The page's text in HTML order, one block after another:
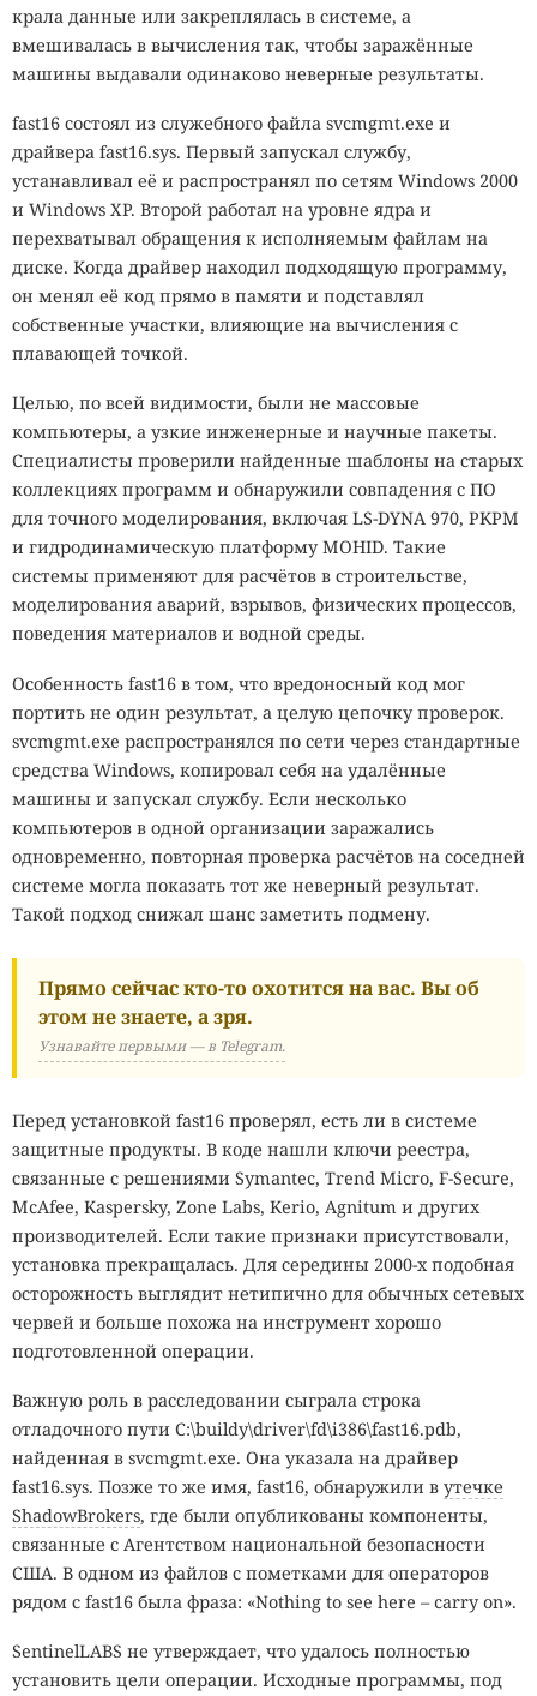
крала данные или закреплялась в системе, а
вмешивалась в вычисления так, чтобы заражённые
машины выдавали одинаково неверные результаты.
fast16 состоял из служебного файла svcmgmt.exe и
драйвера fast16.sys. Первый запускал службу,
устанавливал её и распространял по сетям Windows 2000
и Windows XP. Второй работал на уровне ядра и
перехватывал обращения к исполняемым файлам на
диске. Когда драйвер находил подходящую программу,
он менял её код прямо в памяти и подставлял
собственные участки, влияющие на вычисления с
плавающей точкой.
Целью, по всей видимости, были не массовые
компьютеры, а узкие инженерные и научные пакеты.
Специалисты проверили найденные шаблоны на старых
коллекциях программ и обнаружили совпадения с ПО
для точного моделирования, включая LS-DYNA 970, PKPM
и гидродинамическую платформу MOHID. Такие
системы применяют для расчётов в строительстве,
моделирования аварий, взрывов, физических процессов,
поведения материалов и водной среды.
Особенность fast16 в том, что вредоносный код мог
портить не один результат, а целую цепочку проверок.
svcmgmt.exe распространялся по сети через стандартные
средства Windows, копировал себя на удалённые
машины и запускал службу. Если несколько
компьютеров в одной организации заражались
одновременно, повторная проверка расчётов на соседней
системе могла показать тот же неверный результат.
Такой подход снижал шанс заметить подмену.
Прямо сейчас кто-то охотится на вас. Вы об
этом не знаете, а зря.
Узнавайте первыми — в Telegram.
Перед установкой fast16 проверял, есть ли в системе
защитные продукты. В коде нашли ключи реестра,
связанные с решениями Symantec, Trend Micro, F-Secure,
McAfee, Kaspersky, Zone Labs, Kerio, Agnitum и других
производителей. Если такие признаки присутствовали,
установка прекращалась. Для середины 2000-х подобная
осторожность выглядит нетипично для обычных сетевых
червей и больше похожа на инструмент хорошо
подготовленной операции.
Важную роль в расследовании сыграла строка
отладочного пути C:\buildy\driver\fd\i386\fast16.pdb,
найденная в svcmgmt.exe. Она указала на драйвер
fast16.sys. Позже то же имя, fast16, обнаружили в утечке
ShadowBrokers, где были опубликованы компоненты,
связанные с Агентством национальной безопасности
США. В одном из файлов с пометками для операторов
рядом с fast16 была фраза: «Nothing to see here – carry on».
SentinelLABS не утверждает, что удалось полностью
установить цели операции. Исходные программы, под